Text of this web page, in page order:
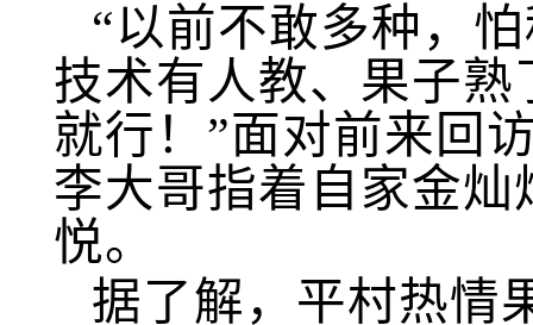
“以前不敢多种，
技术有人教、果子
就行！”面对前来回
李大哥指着自家金
悦。
据了解，平村热情